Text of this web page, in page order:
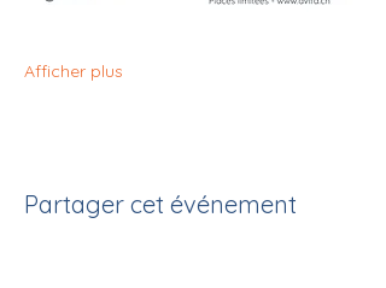
Afficher plus
Partager cet événement